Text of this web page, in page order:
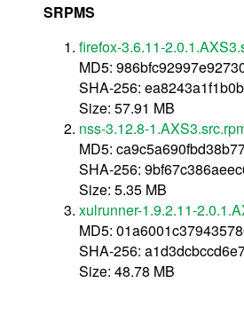
SRPMS
firefox-3.6.11-
MD5:
SHA-256:
Size: 57.91 MB
nss-3.12.8-
MD5:
SHA-256:
Size: 5.35 MB
xulrunner-1.9.2.11-
MD5:
SHA-256:
Size: 48.78 MB